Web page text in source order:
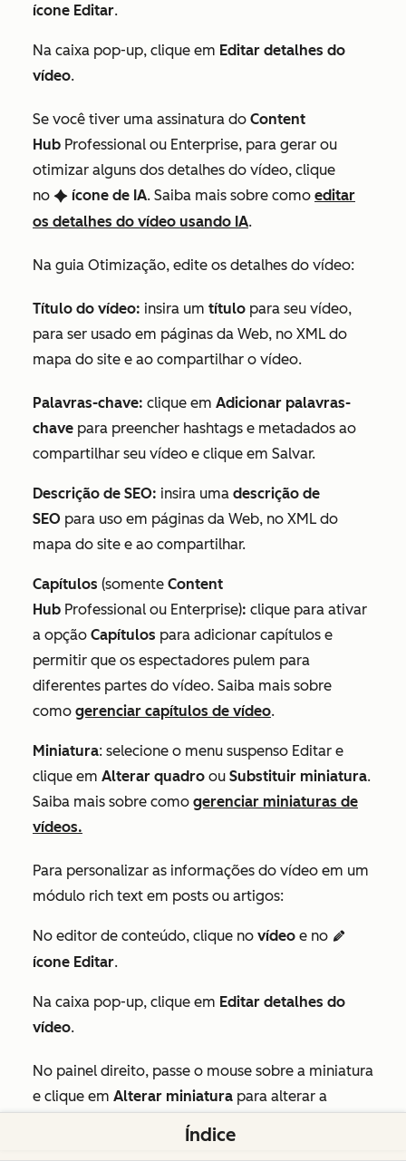
ícone Editar.
Na caixa pop-up, clique em Editar detalhes do
vídeo.
Se você tiver uma assinatura do Content
Hub Professional ou Enterprise, para gerar ou
otimizar alguns dos detalhes do vídeo, clique
no artificialIntelligenceIcon ícone de IA. Saiba mais sobre como editar
os detalhes do vídeo usando IA.
Na guia Otimização, edite os detalhes do vídeo:
Título do vídeo: insira um título para seu vídeo,
para ser usado em páginas da Web, no XML do
mapa do site e ao compartilhar o vídeo.
Palavras-chave: clique em Adicionar palavras-
chave para preencher hashtags e metadados ao
compartilhar seu vídeo e clique em Salvar.
Descrição de SEO: insira uma descrição de
SEO para uso em páginas da Web, no XML do
mapa do site e ao compartilhar.
Capítulos (somente Content
Hub Professional ou Enterprise): clique para ativar
a opção Capítulos para adicionar capítulos e
permitir que os espectadores pulem para
diferentes partes do vídeo. Saiba mais sobre
como gerenciar capítulos de vídeo.
Miniatura: selecione o menu suspenso Editar e
clique em Alterar quadro ou Substituir miniatura.
Saiba mais sobre como gerenciar miniaturas de
vídeos.
Para personalizar as informações do vídeo em um
módulo rich text em posts ou artigos:
No editor de conteúdo, clique no vídeo e no edit
ícone Editar.
Na caixa pop-up, clique em Editar detalhes do
vídeo.
No painel direito, passe o mouse sobre a miniatura
e clique em Alterar miniatura para alterar a
imagem de visualização do vídeo.
Índice